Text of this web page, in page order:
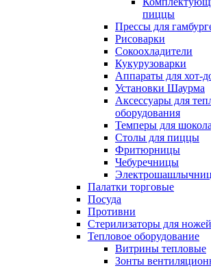
пиццы
Прессы для
Рисоварки
Сокоохладители
Кукурузоварки
Аппараты для хот-
Установки Шаурма
Аксессуары для
оборудования
Темперы для
Столы для пиццы
Фритюрницы
Чебуречницы
Палатки торговые
Посуда
Противни
Стерилизаторы для ножей
Тепловое оборудование
Витрины тепловые
Зонты